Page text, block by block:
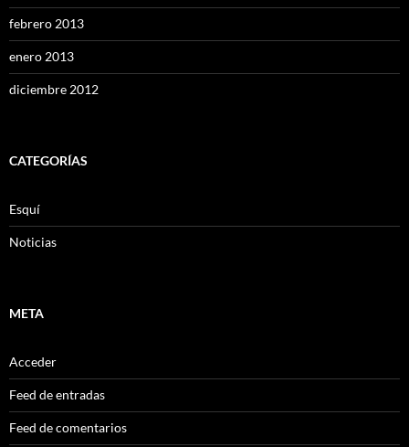
febrero 2013
enero 2013
diciembre 2012
CATEGORÍAS
Esquí
Noticias
META
Acceder
Feed de entradas
Feed de comentarios